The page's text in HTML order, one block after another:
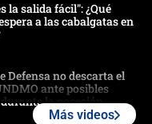
la salida fácil": ¿Qué
a las cabalgatas en
Defensa no descarta el
ante posibles
la posesión
Más videos